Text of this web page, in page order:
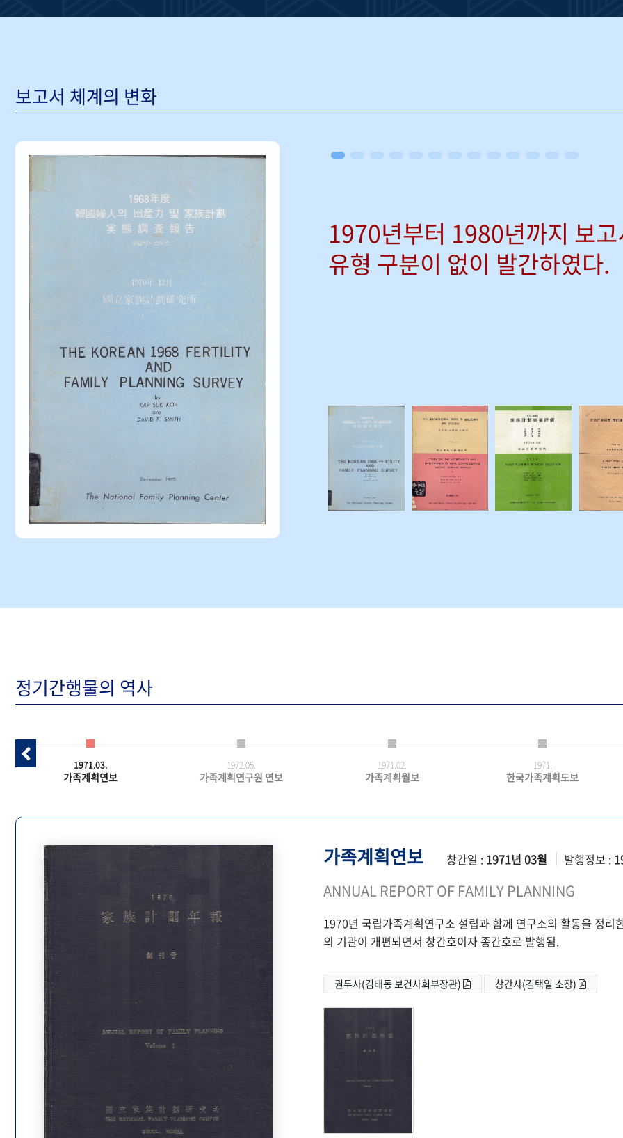
보고서 체계의 변화
1970년부터 1980년까지 보
유형 구분이 없이 발간하였다.
정기간행물의 역사
1971.03.
가족계획연보
1972.05.
가족계획연구원 연보
1971.02.
가족계획월보
1971.
한국가족계획도보
가족계획연보 창간일 : 1971년 03월 발행정보 :
ANNUAL REPORT OF FAMILY PLANNING
1970년 국립가족계획연구소 설립과 함께 연구소의 활동을 정
의 기관이 개편되면서 창간호이자 종간호로 발행됨.
권두사(김태동 보건사회부장관) 창간사(김택일 소장)